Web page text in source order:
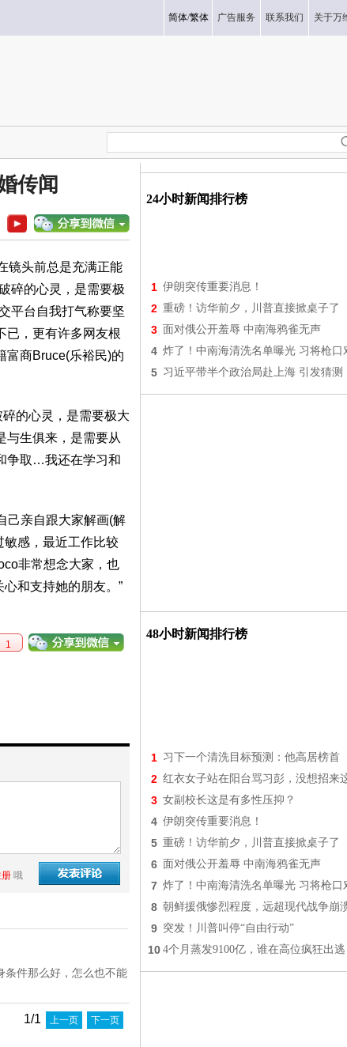
简体/繁体 广告服务 联系我们 关于万
传闻
头前总是充满正能
碎的心灵，是需要极
平台自我打气称要坚
已，更有许多网友根
富商Bruce(乐裕民)的
的心灵，是需要极大
与生俱来，是需要从
争取…我还在学习和
亲自跟大家解画(解
敏感，最近工作比较
非常想念大家，也
和支持她的朋友。”
哦
条件那么好，怎么也不能
1/1 上一页 下一页
24小时新闻排行榜
1 伊朗突传重要消息！
2 重磅！访华前夕，川普直接掀桌子了
3 面对俄公开羞辱 中南海鸦雀无声
4 炸了！中南海清洗名单曝光 习将枪口
5 习近平带半个政治局赴上海 引发猜测
48小时新闻排行榜
1 习下一个清洗目标预测：他高居榜首
2 红衣女子站在阳台骂习彭，没想招来
3 女副校长这是有多性压抑？
4 伊朗突传重要消息！
5 重磅！访华前夕，川普直接掀桌子了
6 面对俄公开羞辱 中南海鸦雀无声
7 炸了！中南海清洗名单曝光 习将枪口
8 朝鲜援俄惨烈程度，远超现代战争崩
9 突发！川普叫停“自由行动”
10 4个月蒸发9100亿，谁在高位疯狂出逃